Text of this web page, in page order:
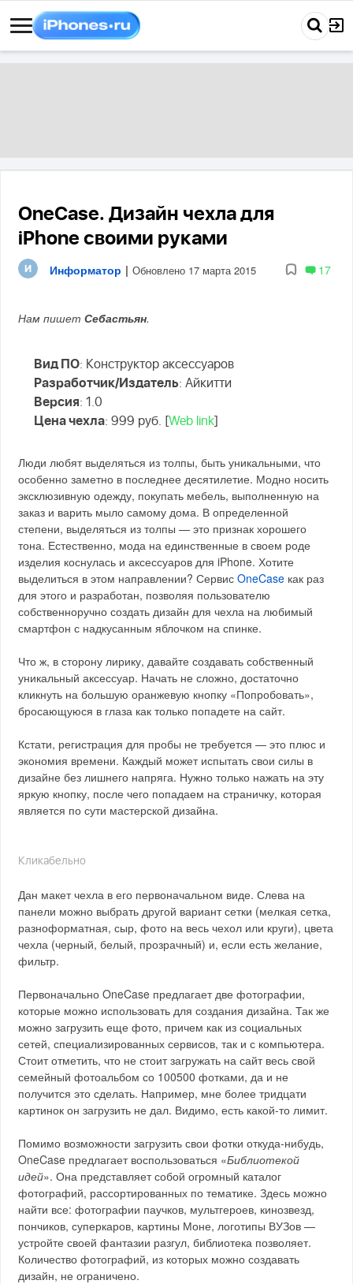
OneCase. Дизайн чехла для
iPhone своими руками
Информатор | Обновлено 17 марта 2015 17
Нам пишетСебастьян.
Вид ПО: Конструктор аксессуаров
Разработчик/Издатель: Айкитти
Версия: 1.0
Цена чехла: 999 руб. [Web link
Люди любят выделяться из толпы, быть уникальными, что
особенно заметно в последнее десятилетие. Модно носить
эксклюзивную одежду, покупать мебель, выполненную на
заказ и варить мыло самому дома. В определенной
степени, выделяться из толпы — это признак хорошего
тона. Естественно, мода на единственные в своем роде
изделия коснулась и аксессуаров для iPhone. Хотите
выделиться в этом направлении? СервисOneCase как раз
для этого и разработан, позволяя пользователю
собственноручно создать дизайн для чехла на любимый
смартфон с надкусанным яблочком на спинке.
Что ж, в сторону лирику, давайте создавать собственный
уникальный аксессуар. Начать не сложно, достаточно
кликнуть на большую оранжевую кнопку «Попробовать»,
бросающуюся в глаза как только попадете на сайт.
Кстати, регистрация для пробы не требуется — это плюс и
экономия времени. Каждый может испытать свои силы в
дизайне без лишнего напряга. Нужно только нажать на эту
яркую кнопку, после чего попадаем на страничку, которая
является по сути мастерской дизайна.
Кликабельно
Дан макет чехла в его первоначальном виде. Слева на
панели можно выбрать другой вариант сетки (мелкая сетка,
разноформатная, сыр, фото на весь чехол или круги), цвета
чехла (черный, белый, прозрачный) и, если есть желание,
фильтр.
Первоначально OneCase предлагает две фотографии,
которые можно использовать для создания дизайна. Так же
можно загрузить еще фото, причем как из социальных
сетей, специализированных сервисов, так и с компьютера.
Стоит отметить, что не стоит загружать на сайт весь свой
семейный фотоальбом со 100500 фотками, да и не
получится это сделать. Например, мне более тридцати
картинок он загрузить не дал. Видимо, есть какой-то лимит.
Помимо возможности загрузить свои фотки откуда-нибудь,
OneCase предлагает воспользоваться «Библиотекой
идей». Она представляет собой огромный каталог
фотографий, рассортированных по тематике. Здесь можно
найти все: фотографии паучков, мультгероев, кинозвезд,
пончиков, суперкаров, картины Моне, логотипы ВУЗов —
устройте своей фантазии разгул, библиотека позволяет.
Количество фотографий, из которых можно создавать
дизайн, не ограничено.